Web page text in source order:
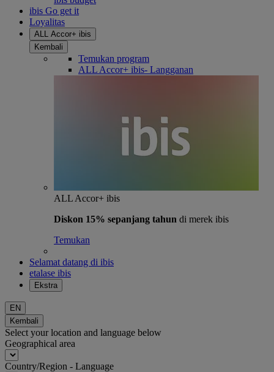
ibis Go get it
Loyalitas
ALL Accor+ ibis
Kembali
Temukan program
ALL Accor+ ibis- Langganan
ALL Accor+ ibis
Diskon 15% sepanjang tahun di merek ibis
Temukan
Selamat datang di ibis
etalase ibis
Ekstra
EN
Kembali
Select your location and language below
Geographical area
Country/Region - Language